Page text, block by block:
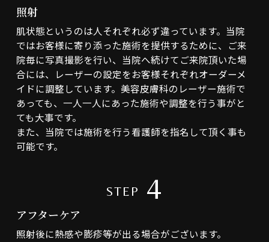
照射
肌状態というのは人それぞれ必ず違っています。当院
ではお客様に寄り添った施術を提供するために、ご来
院毎に写真撮影を行い、当院へ続けてご来院頂いた場
合には、レーザーの設定をお客様それぞれオーダーメ
イドに調整しています。美容皮膚科のレーザー施術で
あっても、一人一人にあった施術や調整を行う事がと
ても大事です。
また、当院では施術を行う看護師を指名して頂く事も
可能です。
STEP 4
アフターケア
照射後に熱感や膨疹等が出る場合がございます。